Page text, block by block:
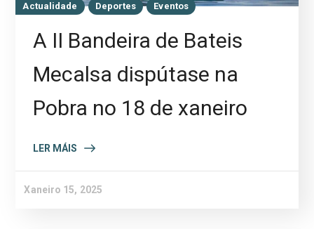
Actualidade Deportes Eventos
A II Bandeira de Bateis
Mecalsa dispútase na
Pobra no 18 de xaneiro
LER MÁIS
Xaneiro 15, 2025